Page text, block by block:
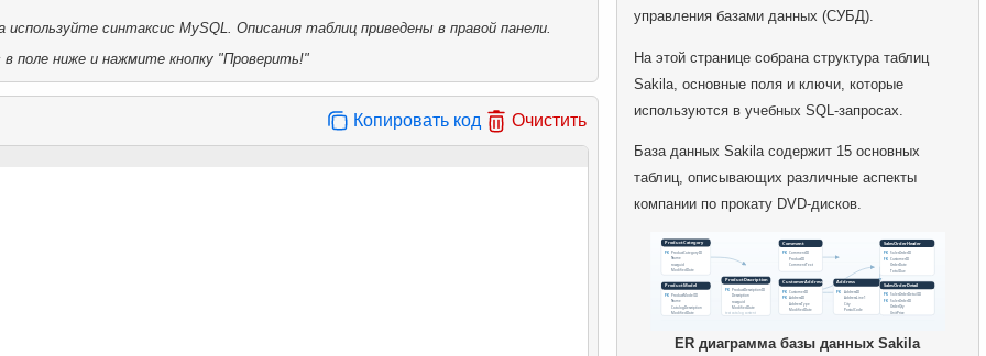
синтаксис MySQL. Описания таблиц приведены в правой панели.
поле ниже и нажмите кнопку "Проверить!"
Копировать код Очистить
управления базами данных (СУБД).
На этой странице собрана структура таблиц
Sakila, основные поля и ключи, которые
используются в учебных SQL-запросах.
База данных Sakila содержит 15 основных
таблиц, описывающих различные аспекты
компании по прокату DVD-дисков.
ER диаграмма базы данных Sakila